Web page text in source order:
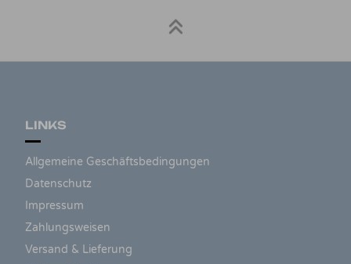
LINKS
Allgemeine Geschäftsbedingungen
Datenschutz
Impressum
Zahlungsweisen
Versand & Lieferung